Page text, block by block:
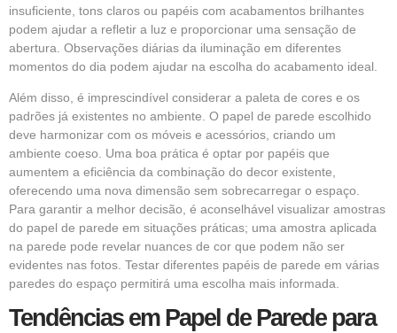
insuficiente, tons claros ou papéis com acabamentos brilhantes
podem ajudar a refletir a luz e proporcionar uma sensação de
abertura. Observações diárias da iluminação em diferentes
momentos do dia podem ajudar na escolha do acabamento ideal.
Além disso, é imprescindível considerar a paleta de cores e os
padrões já existentes no ambiente. O papel de parede escolhido
deve harmonizar com os móveis e acessórios, criando um
ambiente coeso. Uma boa prática é optar por papéis que
aumentem a eficiência da combinação do decor existente,
oferecendo uma nova dimensão sem sobrecarregar o espaço.
Para garantir a melhor decisão, é aconselhável visualizar amostras
do papel de parede em situações práticas; uma amostra aplicada
na parede pode revelar nuances de cor que podem não ser
evidentes nas fotos. Testar diferentes papéis de parede em várias
paredes do espaço permitirá uma escolha mais informada.
Tendências em Papel de Parede para